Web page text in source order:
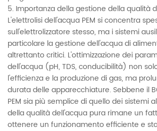
5. Importanza della gestione della qualità
L'elettrolisi dell'acqua PEM si concentra
sull'elettrolizzatore stesso, ma i sistemi
particolare la gestione dell'acqua di
altrettanto critici. L'ottimizzazione dei
dell'acqua (pH, TDS, conducibilità) non
l'efficienza e la produzione di gas, ma
durata delle apparecchiature. Sebbene il
PEM sia più semplice di quello dei sistemi
della qualità dell'acqua pura rimane un
ottenere un funzionamento efficiente e